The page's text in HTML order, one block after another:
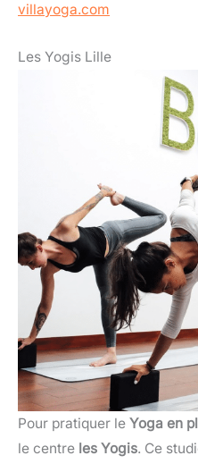
villayoga.com
Les Yogis Lille
Pour pratiquer le Yoga en
le centre les Yogis. Ce